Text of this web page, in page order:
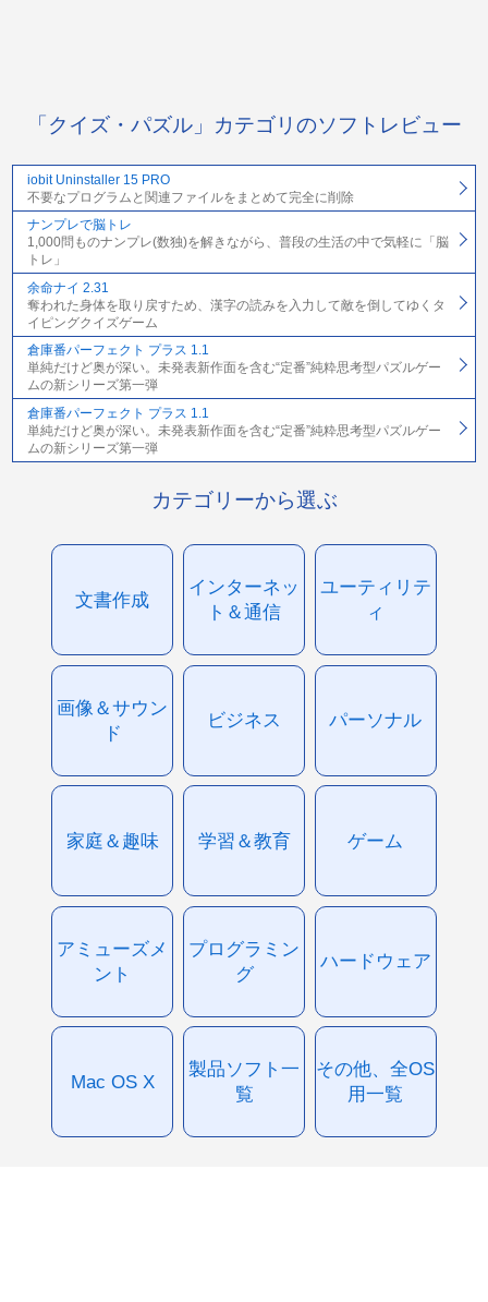
「クイズ・パズル」カテゴリのソフトレビュー
iobit Uninstaller 15 PRO
不要なプログラムと関連ファイルをまとめて完全に削除
ナンプレで脳トレ
1,000問ものナンプレ(数独)を解きながら、普段の生活の中で気軽に「脳
トレ」
余命ナイ 2.31
奪われた身体を取り戻すため、漢字の読みを入力して敵を倒してゆくタ
イピングクイズゲーム
倉庫番パーフェクト プラス 1.1
単純だけど奥が深い。未発表新作面を含む“定番”純粋思考型パズルゲー
ムの新シリーズ第一弾
倉庫番パーフェクト プラス 1.1
単純だけど奥が深い。未発表新作面を含む“定番”純粋思考型パズルゲー
ムの新シリーズ第一弾
カテゴリーから選ぶ
文書作成
インターネッ
ト＆通信
ユーティリテ
ィ
画像＆サウン
ド
ビジネス パーソナル
家庭＆趣味 学習＆教育 ゲーム
アミューズメ
ント
プログラミン
グ
ハードウェア
Mac OS X
製品ソフト一
覧
その他、全OS
用一覧